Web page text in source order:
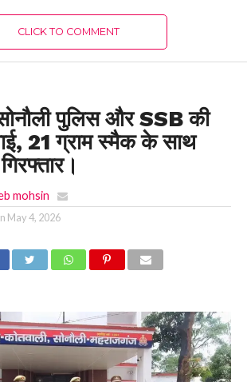
CLICK TO COMMENT
पुलिस और SSB की
21 ग्राम स्मैक के साथ
mohsin
May 4, 2026